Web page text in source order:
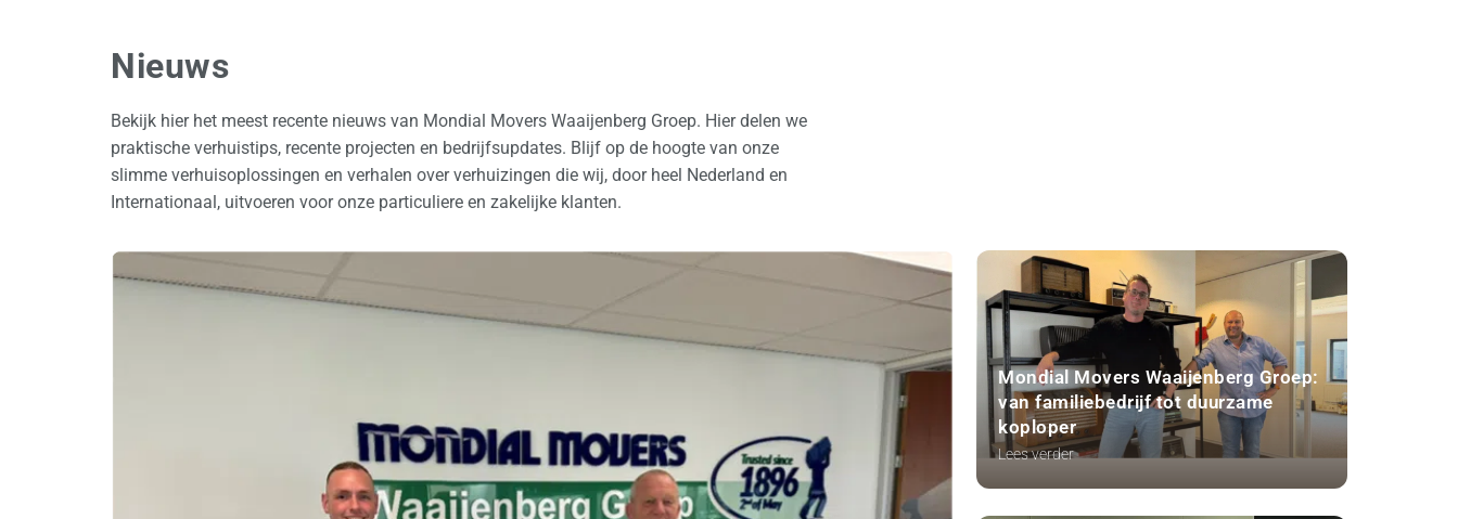
Nieuws
Bekijk hier het meest recente nieuws van Mondial Movers Waaijenberg Groep. Hier delen we
praktische verhuistips, recente projecten en bedrijfsupdates. Blijf op de hoogte van onze
slimme verhuisoplossingen en verhalen over verhuizingen die wij, door heel Nederland en
Internationaal, uitvoeren voor onze particuliere en zakelijke klanten.
Mondial Movers Waaijenberg Groep:
van familiebedrijf tot duurzame
koploper
Lees verder